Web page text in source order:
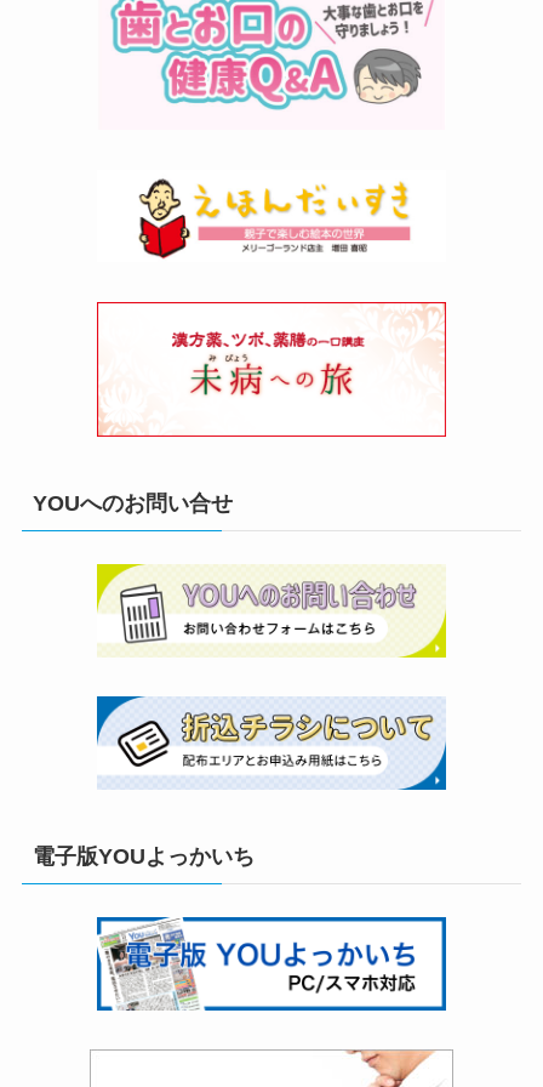
YOUへのお問い合せ
電子版YOUよっかいち